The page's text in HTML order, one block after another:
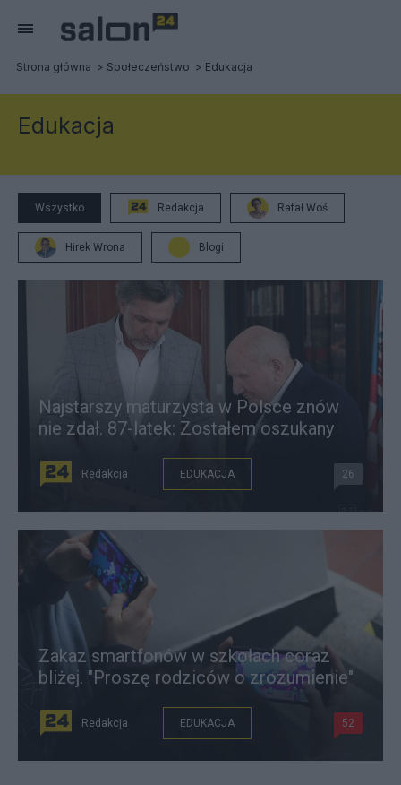
Strona główna Społeczeństwo Edukacja
Edukacja
Wszystko Redakcja Rafał Woś
Hirek Wrona Blogi
Najstarszy maturzysta w Polsce znów
nie zdał. 87-latek: Zostałem oszukany
Redakcja EDUKACJA 26
Zakaz smartfonów w szkołach coraz
bliżej. "Proszę rodziców o zrozumienie"
Redakcja EDUKACJA 52